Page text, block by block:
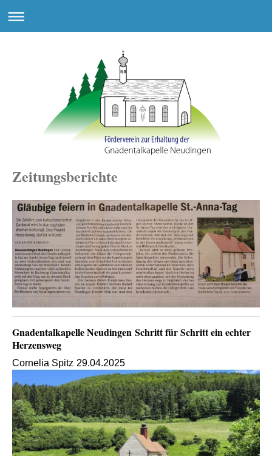
Zeitungsberichte
Gnadentalkapelle Neudingen Schritt für Schritt ein echter
Herzensweg
Cornelia Spitz 29.04.2025